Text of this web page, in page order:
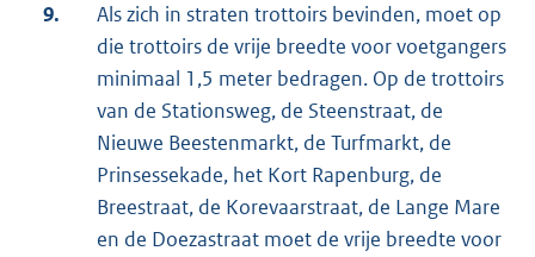
9.
Als zich in straten trottoirs bevinden, moet op
die trottoirs de vrije breedte voor voetgangers
minimaal 1,5 meter bedragen. Op de trottoirs
van de Stationsweg, de Steenstraat, de
Nieuwe Beestenmarkt, de Turfmarkt, de
Prinsessekade, het Kort Rapenburg, de
Breestraat, de Korevaarstraat, de Lange Mare
en de Doezastraat moet de vrije breedte voor